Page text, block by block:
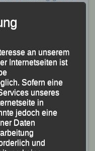
in Plattling, auf
Platz konnte das
zu regelrechten LG-
an unserem
Internetseiten ist
Sofern eine
unseres
in
jedoch eine
Daten
und